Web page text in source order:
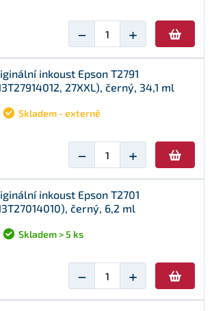
− +
inkoust Epson T2791
27XXL), černý, 34,1 ml
Skladem - externě
− +
inkoust Epson T2701
černý, 6,2 ml
Skladem > 5 ks
− +